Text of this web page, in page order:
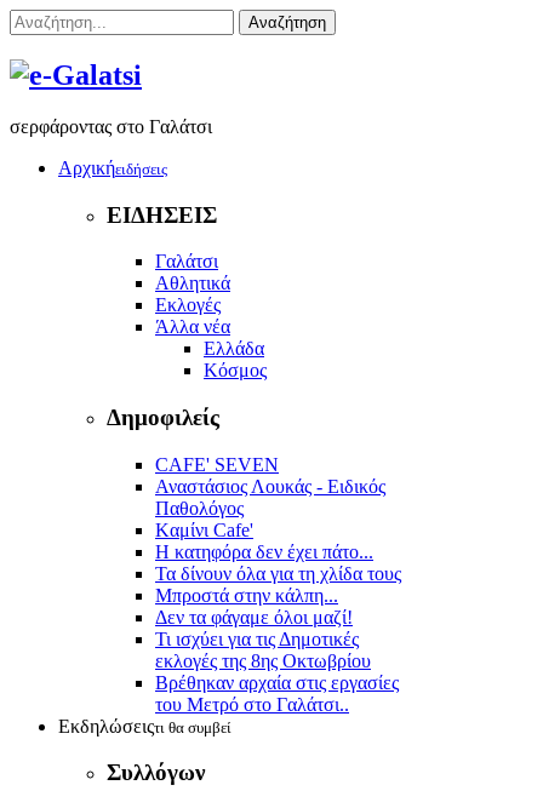
Αναζήτηση
σερφάροντας στο Γαλάτσι
Αρχικήειδήσεις
ΕΙΔΗΣΕΙΣ
Γαλάτσι
Αθλητικά
Εκλογές
Άλλα νέα
Ελλάδα
Κόσμος
Δημοφιλείς
CAFE' SEVEN
Αναστάσιος Λουκάς - Ειδικός
Παθολόγος
Kαμίνι Cafe'
Η κατηφόρα δεν έχει πάτο...
Τα δίνουν όλα για τη χλίδα τους
Μπροστά στην κάλπη...
Δεν τα φάγαμε όλοι μαζί!
Τι ισχύει για τις Δημοτικές
εκλογές της 8ης Οκτωβρίου
Βρέθηκαν αρχαία στις εργασίες
του Μετρό στο Γαλάτσι..
Εκδηλώσειςτι θα συμβεί
Συλλόγων